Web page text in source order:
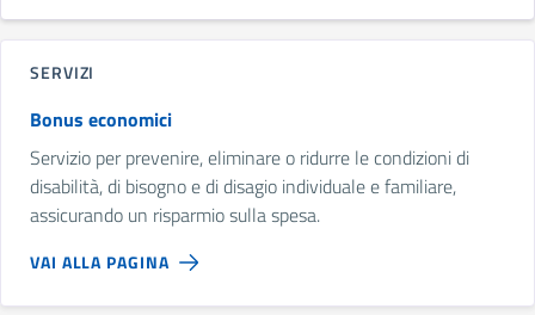
SERVIZI
Bonus economici
Servizio per prevenire, eliminare o ridurre le condizioni di
disabilità, di bisogno e di disagio individuale e familiare,
assicurando un risparmio sulla spesa.
VAI ALLA PAGINA